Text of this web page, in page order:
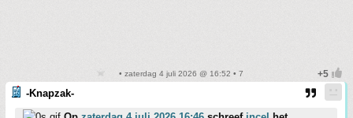
• zaterdag 4 juli 2026 @ 16:52 • 7
-Knapzak-